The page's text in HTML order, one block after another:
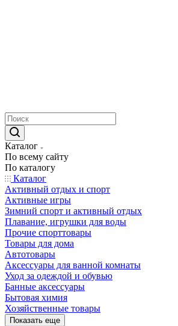
Каталог
По всему сайту
По каталогу
Каталог
Активный отдых и спорт
Активные игры
Зимний спорт и активный отдых
Плавание, игрушки для воды
Прочие спорттовары
Товары для дома
Автотовары
Аксессуары для ванной комнаты
Уход за одеждой и обувью
Банные аксессуары
Бытовая химия
Хозяйственные товары
Показать еще